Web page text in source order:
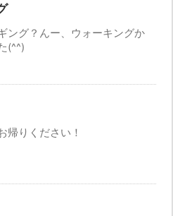
ング？んー、ウォーキングか
(^^)
帰りください！